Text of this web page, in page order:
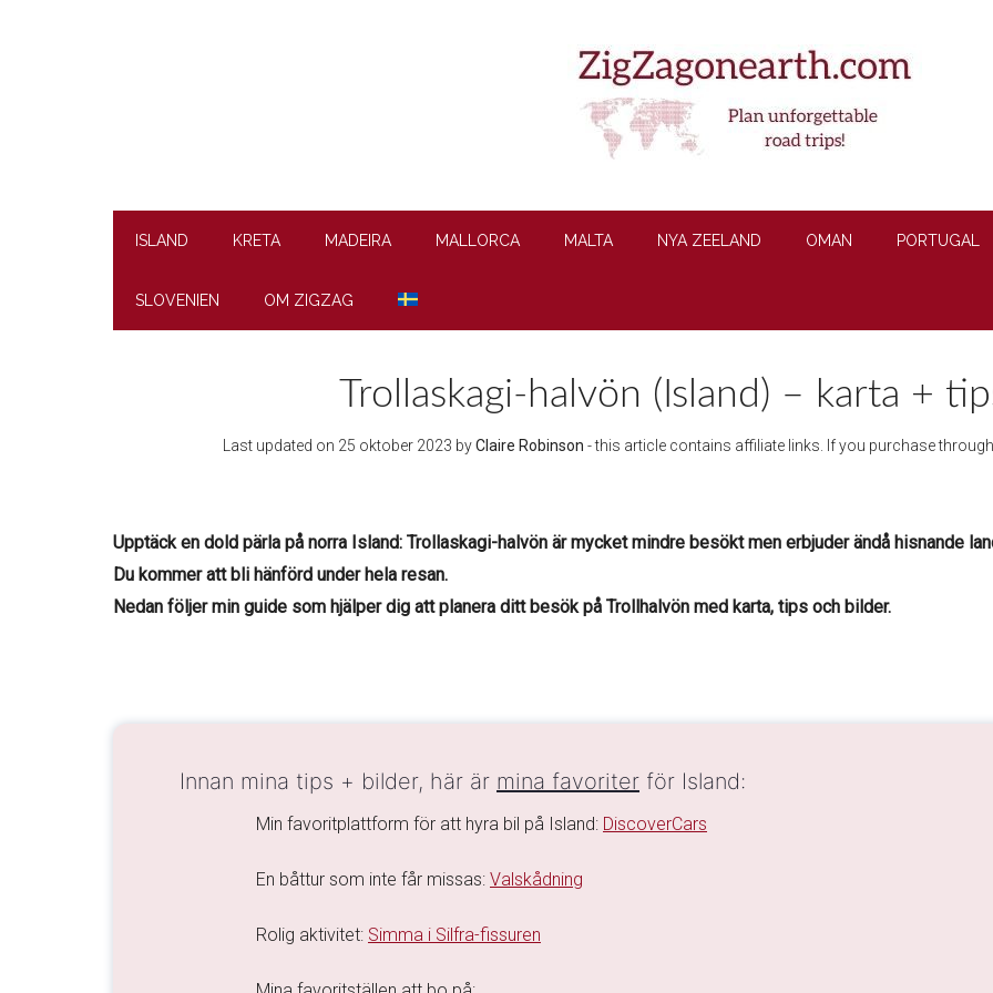
ISLAND KRETA MADEIRA MALLORCA MALTA NYA ZEELAND OMAN PORTUGAL
SLOVENIEN OM ZIGZAG
Trollaskagi-halvön (Island) – karta +
Last updated on 25 oktober 2023 byClaire Robinson - this article contains affiliate links. If you purchase
Upptäck en dold pärla på norra Island: Trollaskagi-halvön är mycket mindre besökt men erbjuder ändå hisnande
Du kommer att bli hänförd under hela resan.
Nedan följer min guide som hjälper dig att planera ditt besök på Trollhalvön med karta, tips och bilder.
Innan mina tips + bilder, här är mina favoriter för Island:
Min favoritplattform för att hyra bil på Island: DiscoverCars
En båttur som inte får missas: Valskådning
Rolig aktivitet: Simma i Silfra-fissuren